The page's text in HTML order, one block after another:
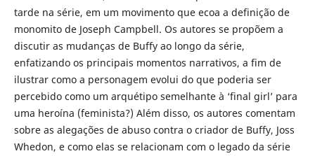
tarde na série, em um movimento que ecoa a definição de
monomito de Joseph Campbell. Os autores se propõem a
discutir as mudanças de Buffy ao longo da série,
enfatizando os principais momentos narrativos, a fim de
ilustrar como a personagem evolui do que poderia ser
percebido como um arquétipo semelhante à ‘final girl’ para
uma heroína (feminista?) Além disso, os autores comentam
sobre as alegações de abuso contra o criador de Buffy, Joss
Whedon, e como elas se relacionam com o legado da série